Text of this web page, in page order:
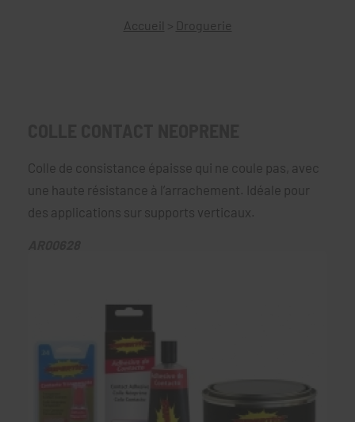
Accueil > Droguerie
Colle de consistance épaisse qui ne coule pas, avec
une haute résistance à l’arrachement. Idéale pour
des applications sur supports verticaux.